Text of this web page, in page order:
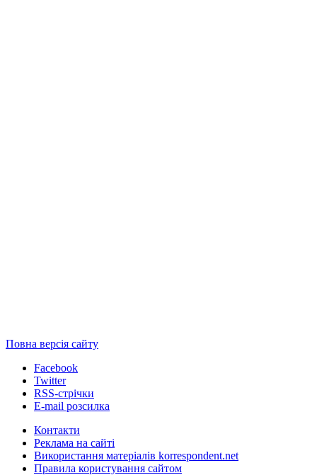
Повна версія сайту
Facebook
Twitter
RSS-стрічки
E-mail розсилка
Контакти
Реклама на сайті
Використання матеріалів korrespondent.net
Правила користування сайтом